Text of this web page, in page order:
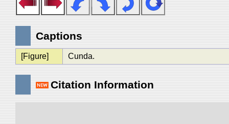
Captions
[Figure] Cunda.
Citation Information